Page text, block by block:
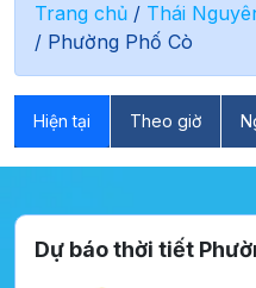
Trang chủ / Thái
/ Phường Phố Cò
Hiện tại Theo giờ
Dự báo thời tiết